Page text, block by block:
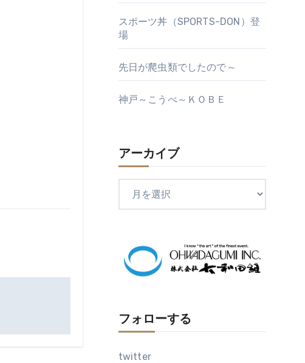
スポーツ丼（SPORTS-DON）登
場
先日が爬虫類でしたので～
神戸～こうべ～ＫＯＢＥ
アーカイブ
ブ
フォローする
twitter